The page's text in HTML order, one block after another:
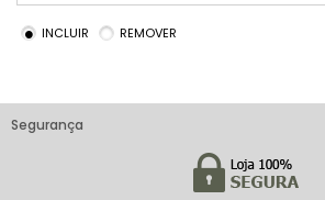
INCLUIR REMOVER
Segurança